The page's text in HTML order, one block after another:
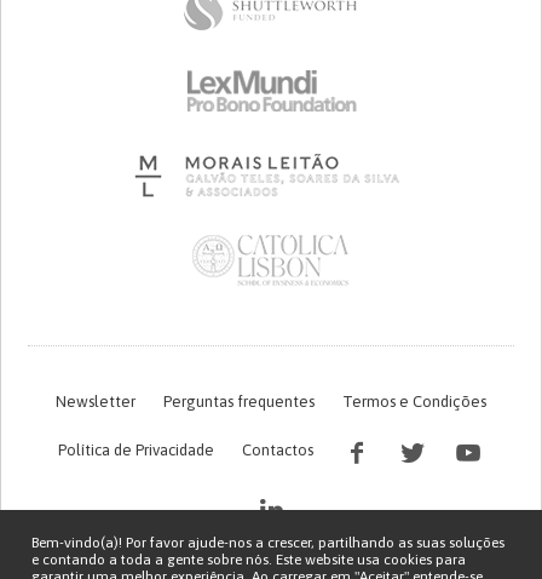
Newsletter Perguntas frequentes Termos e Condições
Política de Privacidade Contactos
Bem-vindo(a)! Por favor ajude-nos a crescer, partilhando as suas soluções
e contando a toda a gente sobre nós. Este website usa cookies para